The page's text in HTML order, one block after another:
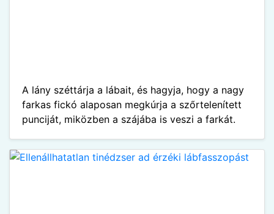
A lány széttárja a lábait, és hagyja, hogy a nagy
farkas fickó alaposan megkúrja a szőrtelenített
punciját, miközben a szájába is veszi a farkát.